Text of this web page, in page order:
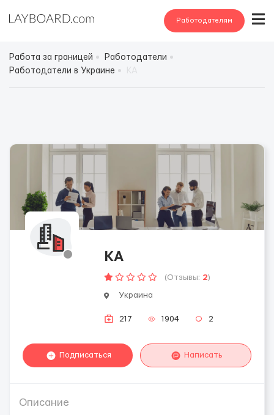
Работодателям
Работа за границей
Работодатели
Работодатели в Украине
КА
(Отзывы: 2)
Украина
217 1904 2
Подписаться Написать
Описание